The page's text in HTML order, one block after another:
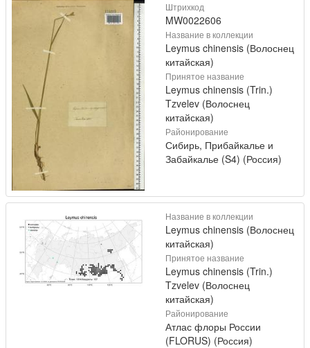
Штрихкод
MW0022606
Название в коллекции
Leymus chinensis (Волоснец
китайская)
Принятое название
Leymus chinensis (Trin.)
Tzvelev (Волоснец
китайская)
Районирование
Сибирь, Прибайкалье и
Забайкалье (S4) (Россия)
Название в коллекции
Leymus chinensis (Волоснец
китайская)
Принятое название
Leymus chinensis (Trin.)
Tzvelev (Волоснец
китайская)
Районирование
Атлас флоры России
(FLORUS) (Россия)